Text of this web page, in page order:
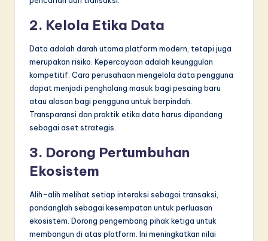
2. Kelola Etika Data
Data adalah darah utama platform modern, tetapi juga
merupakan risiko. Kepercayaan adalah keunggulan
kompetitif. Cara perusahaan mengelola data pengguna
dapat menjadi penghalang masuk bagi pesaing baru
atau alasan bagi pengguna untuk berpindah.
Transparansi dan praktik etika data harus dipandang
sebagai aset strategis.
3. Dorong Pertumbuhan
Ekosistem
Alih-alih melihat setiap interaksi sebagai transaksi,
pandanglah sebagai kesempatan untuk perluasan
ekosistem. Dorong pengembang pihak ketiga untuk
membangun di atas platform. Ini meningkatkan nilai